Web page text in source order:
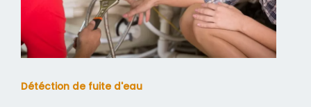
Détéction de fuite d'eau